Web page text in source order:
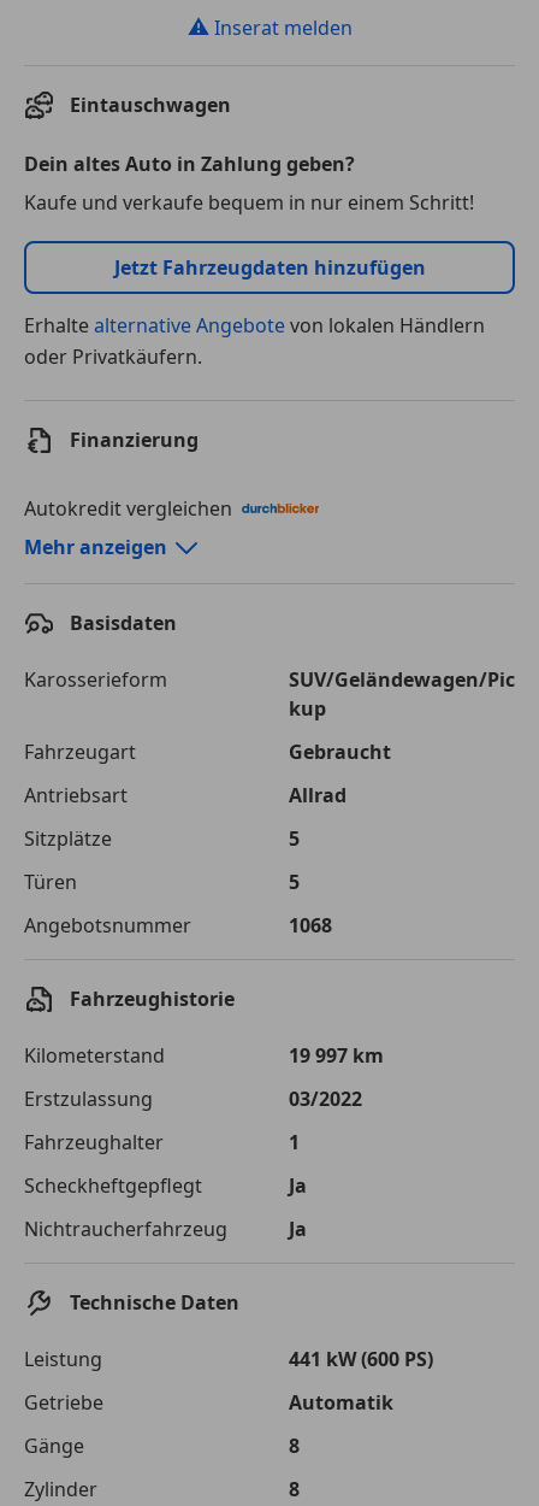
⚠ Inserat melden
Eintauschwagen
Dein altes Auto in Zahlung geben?
Kaufe und verkaufe bequem in nur einem Schritt!
Jetzt Fahrzeugdaten hinzufügen
Erhaltealternative Angebotevon lokalen Händlern
oder Privatkäufern.
Finanzierung
Autokredit vergleichen
Autokredit-Rechner von durchblicker.at
120 Monate
Kreditbetrag
€ 75 000,-
Gesamtbetrag
Einberechnete Gebühren
€ 0,-
Effektivzinsatz
Sollzinssatz
Monatliche Rate € 880,51
Die tatsächlichen Konditionen sind abhängig von Ihrer Bonität sowie
von der von Ihnen gewählten Bank. Rückzahlungszeitraum 1-10
Jahre. Zinsspanne Sollzinssatz: 2,90% - 14,90%.
Jetzt berechnen
Mehr anzeigen
Basisdaten
Karosserieform
SUV/Geländewagen/Pic
kup
Fahrzeugart
Gebraucht
Antriebsart
Allrad
Sitzplätze
5
Türen
5
Angebotsnummer
1068
Fahrzeughistorie
Kilometerstand
19 997 km
Erstzulassung
03/2022
Fahrzeughalter
1
Scheckheftgepflegt
Ja
Nichtraucherfahrzeug
Ja
Technische Daten
Leistung
441 kW (600 PS)
Getriebe
Automatik
Gänge
8
Zylinder
8